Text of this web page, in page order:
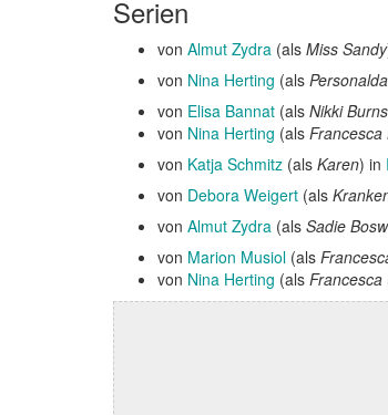
Serien
von Almut Zydra (als Miss Sandy
von Nina Herting (als
von Elisa Bannat (als Nikki Burns
von Nina Herting (als Francesca
von Katja Schmitz (als Karen) in
von Debora Weigert (als
von Almut Zydra (als Sadie
von Marion Musiol (als
von Nina Herting (als Francesca